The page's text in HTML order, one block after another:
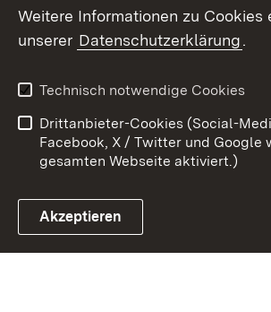
Link zum Landesportal
Barrierefreiheit
Impressum
Cookies
Weitere Informationen zu Cookies
unserer Datenschutzerklärung.
Technisch notwendige Cookies
Drittanbieter-Cookies (Social-
Facebook, X / Twitter und Google
gesamten Webseite aktiviert.)
Akzeptieren